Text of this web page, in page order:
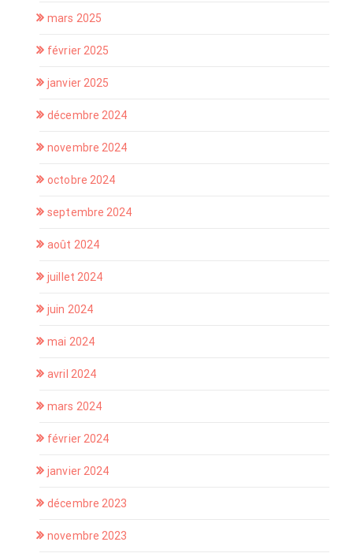
mars 2025
février 2025
janvier 2025
décembre 2024
novembre 2024
octobre 2024
septembre 2024
août 2024
juillet 2024
juin 2024
mai 2024
avril 2024
mars 2024
février 2024
janvier 2024
décembre 2023
novembre 2023